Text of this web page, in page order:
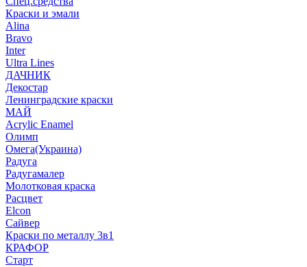
Краски и эмали
Alina
Bravo
Inter
Ultra Lines
ДАЧНИК
Декостар
Ленинградские краски
МАЙ
Acrylic Enamel
Олимп
Омега(Украина)
Радуга
Радугамалер
Молотковая краска
Расцвет
Elcon
Сайвер
Краски по металлу 3в1
КРАФОР
Старт